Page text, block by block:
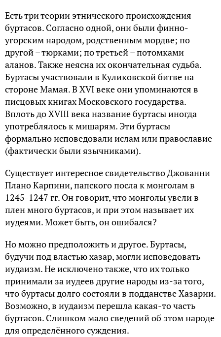
Есть три теории этнического происхождения
буртасов. Согласно одной, они были финно-
угорским народом, родственным мордве; по
другой – тюрками; по третьей – потомками
аланов. Также неясна их окончательная судьба.
Буртасы участвовали в Куликовской битве на
стороне Мамая. В XVI веке они упоминаются в
писцовых книгах Московского государства.
Вплоть до XVIII века название буртасы иногда
употреблялось к мишарям. Эти буртасы
формально исповедовали ислам или православие
(фактически были язычниками).
Существует интересное свидетельство Джованни
Плано Карпини, папского посла к монголам в
1245-1247 гг. Он говорит, что монголы увели в
плен много буртасов, и при этом называет их
иудеями. Может быть, он ошибался?
Но можно предположить и другое. Буртасы,
будучи под властью хазар, могли исповедовать
иудаизм. Не исключено также, что их только
принимали за иудеев другие народы из-за того,
что буртасы долго состояли в подданстве Хазарии.
Возможно, в иудаизм перешла какая-то часть
буртасов. Слишком мало сведений об этом народе
для определённого суждения.